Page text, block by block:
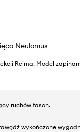
Neulomus
Reima. Model
ruchów fason.
wykończone